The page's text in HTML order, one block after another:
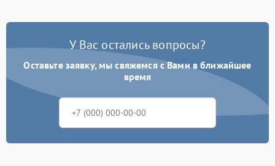
У Вас остались вопросы?
Оставьте заявку, мы свяжемся с Вами в ближайшее
время